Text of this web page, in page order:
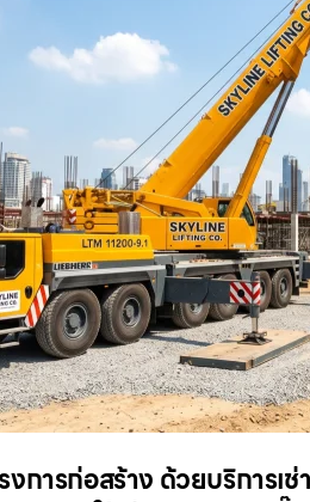
การก่อสร้าง ด้วยบริการเ